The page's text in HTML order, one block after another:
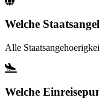
Welche
Alle
Welche